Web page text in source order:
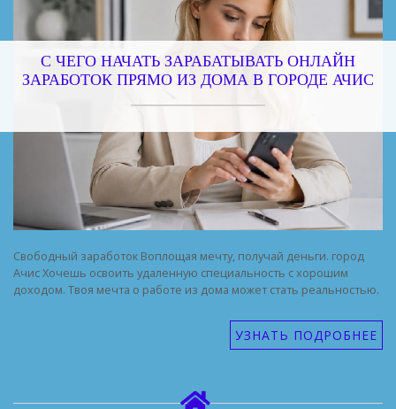
С ЧЕГО НАЧАТЬ ЗАРАБАТЫВАТЬ ОНЛАЙН
ЗАРАБОТОК ПРЯМО ИЗ ДОМА В ГОРОДЕ АЧИС
Свободный заработок Воплощая мечту, получай деньги. город
Ачис Хочешь освоить удаленную специальность с хорошим
доходом. Твоя мечта о работе из дома может стать реальностью.
УЗНАТЬ ПОДРОБНЕЕ